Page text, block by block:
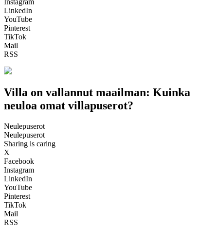
LinkedIn
YouTube
Pinterest
TikTok
Mail
RSS
Villa on vallannut maailman: Kuinka
neuloa omat villapuserot?
Neulepuserot
Neulepuserot
Sharing is caring
X
Facebook
Instagram
LinkedIn
YouTube
Pinterest
TikTok
Mail
RSS